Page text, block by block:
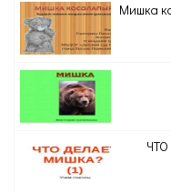
Мишка